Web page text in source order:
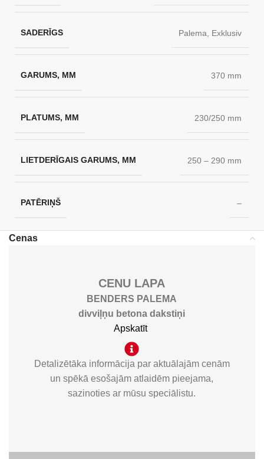
SADERĪGS Palema Exklusiv
GARUMS, MM 370 mm
PLATUMS, MM 230/250 mm
LIETDERĪGAIS GARUMS, MM 250 – 290 mm
PATĒRIŅŠ –
Cenas
CENU LAPA
BENDERS PALEMA
divviļņu betona dakstiņi
Apskatīt
Detalizētāka informācija par aktuālajām cenām
un spēkā esošajām atlaidēm pieejama,
sazinoties ar mūsu speciālistu.